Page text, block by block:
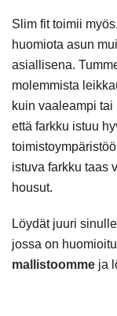
Slim fit toimii
huomiota asun
asiallisena.
molemmista
kuin vaaleampi
että farkku istuu
istuva farkku taas
housut.
Löydät juuri
jossa on
mallistoomme ja